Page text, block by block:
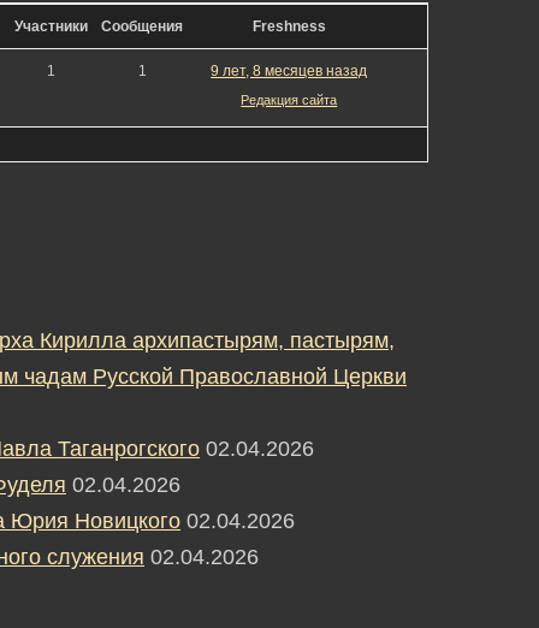
Участники Сообщения Freshness
1 1 9 лет, 8 месяцев назад
Редакция сайта
Кирилла архипастырям, пастырям,
чадам Русской Православной Церкви
Таганрогского 02.04.2026
02.04.2026
Юрия Новицкого 02.04.2026
служения 02.04.2026